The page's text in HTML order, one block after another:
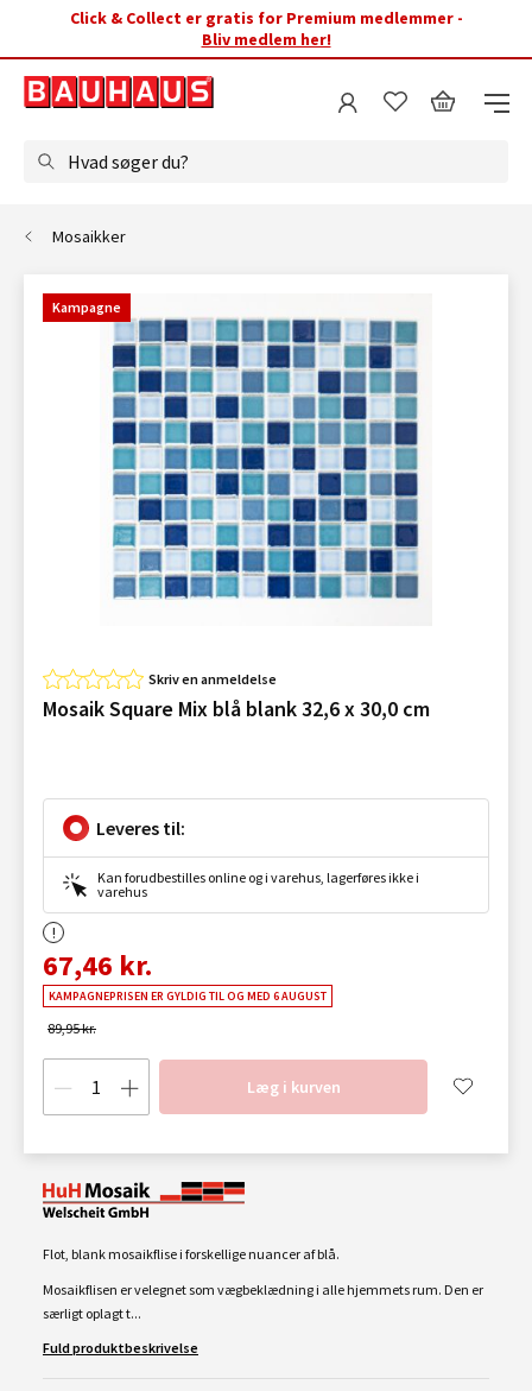
Click & Collect er gratis for Premium medlemmer -
Bliv medlem her!
Hvad søger du?
Mosaikker
Kampagne
Skriv en anmeldelse
Mosaik Square Mix blå blank 32,6 x 30,0 cm
Leveres til:
Kan forudbestilles online og i varehus, lagerføres ikke i
varehus
67,46 kr.
KAMPAGNEPRISEN ER GYLDIG TIL OG MED 6 AUGUST
89,95 kr.
Læg i kurven
Flot, blank mosaikflise i forskellige nuancer af blå.
Mosaikflisen er velegnet som vægbeklædning i alle hjemmets rum. Den er
særligt oplagt t...
Fuld produktbeskrivelse